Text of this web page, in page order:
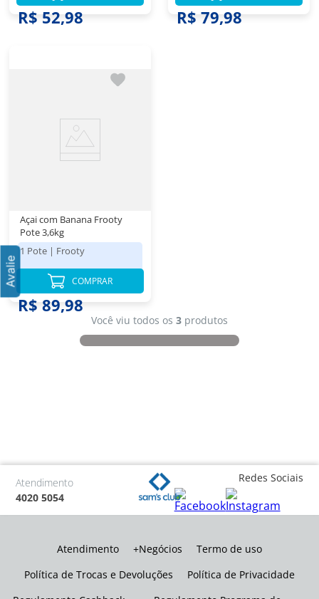
R$ 52,98 R$ 79,98
Açai com Banana Frooty
Pote 3,6kg
1 Pote | Frooty
R$ 89,98
COMPRAR
Você viu todos os 3 produtos
Atendimento
4020 5054
Redes Sociais
Atendimento +Negócios
Termo de uso
Política de Trocas e Devoluções
Política de Privacidade